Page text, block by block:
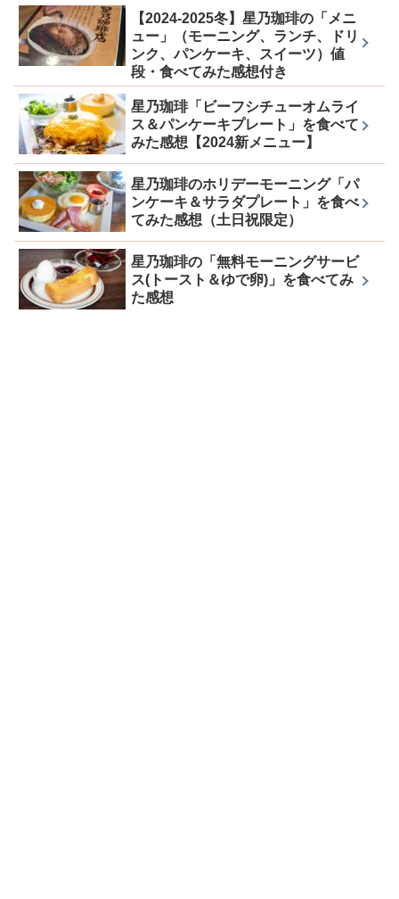
【2024-2025冬】星乃珈琲の「メニ
ュー」（モーニング、ランチ、ドリ
ンク、パンケーキ、スイーツ）値
段・食べてみた感想付き
星乃珈琲「ビーフシチューオムライ
ス＆パンケーキプレート」を食べて
みた感想【2024新メニュー】
星乃珈琲のホリデーモーニング「パ
ンケーキ＆サラダプレート」を食べ
てみた感想（土日祝限定）
星乃珈琲の「無料モーニングサービ
ス(トースト＆ゆで卵)」を食べてみ
た感想